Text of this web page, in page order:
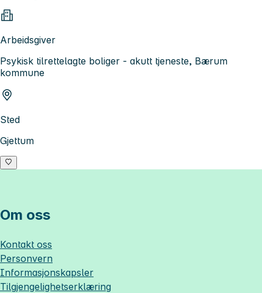
Arbeidsgiver
Psykisk tilrettelagte boliger - akutt tjeneste, Bærum
kommune
Sted
Gjettum
Om oss
Kontakt oss
Personvern
Informasjonskapsler
Tilgjengelighetserklæring